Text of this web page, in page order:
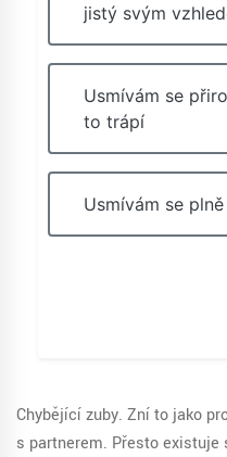
jistý svým
Usmívám se
to trápí
Usmívám se
Chybějící zuby. Zní to jako
s partnerem. Přesto